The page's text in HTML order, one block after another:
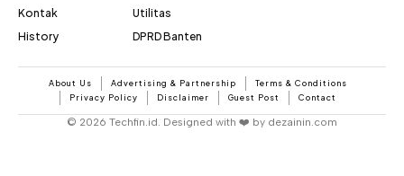
Kontak
History
Utilitas
DPRD Banten
About Us Advertising & Partnership
Terms & Conditions
Privacy Policy
Disclaimer Guest Post Contact
© 2026 Techfin.id. Designed with ❤️ by dezainin.com